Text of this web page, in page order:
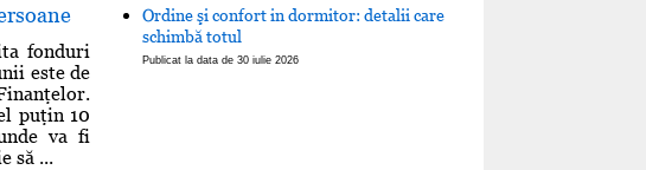
fonduri
este de
puţin 10
va fi
să ...
Ordine şi confort in dormitor: detalii care
schimbă totul
Publicat la data de 30 iulie 2026